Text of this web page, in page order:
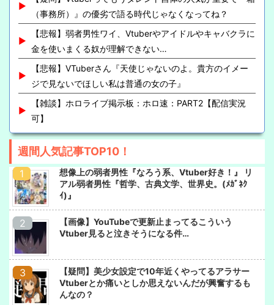
（事務所）』の優劣で語る時代じゃなくなってね？
【悲報】弱者男性ワイ、Vtuberやアイドルやキャバクラに
金を使いまくる奴が理解できない…
【悲報】VTuberさん『天使じゃないのよ。貴方のイメー
ジで見ないでほしい私は普通の女の子』
【雑談】ホロライブ掲示板：ホロ速：PART2【配信実況
可】
週間人気記事TOP10！
想像上の弱者男性『なろう系、Vtuber好き！』 リ
アル弱者男性『哲学、古典文学、世界史。(ﾒｶﾞﾈｸ
ｲ)』
【画像】YouTubeで更新止まってるこういう
Vtuber見ると泣きそうになる件…
【疑問】美少女設定で10年近くやってるアラサー
Vtuberとか痛いとしか思えないんだが興奮するも
んなの？